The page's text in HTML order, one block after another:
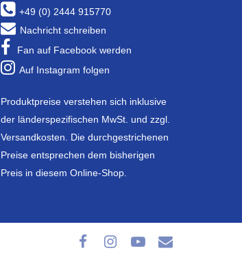
+49 (0) 2444 915770
Nachricht schreiben
Fan auf Facebook werden
Auf Instagram folgen
Produktpreise verstehen sich inklusive
der länderspezifischen MwSt. und zzgl.
Versandkosten. Die durchgestrichenen
Preise entsprechen dem bisherigen
Preis in diesem Online-Shop.